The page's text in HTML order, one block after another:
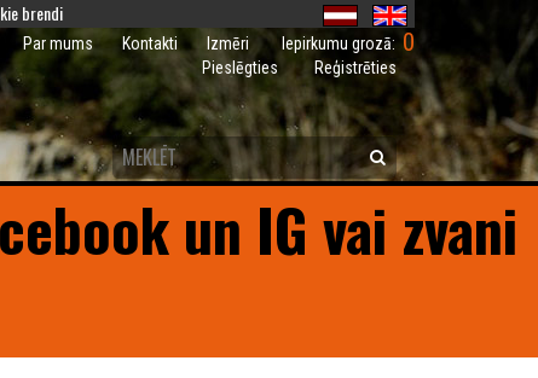
brendi
Iepirkumu grozā: 0
Par mums Kontakti
Izmēri
Pieslēgties
Reģistrēties
un IG vai zvani